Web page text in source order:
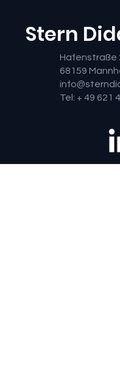
Stern
Hafenstraße
68159
Tel: + 49 621